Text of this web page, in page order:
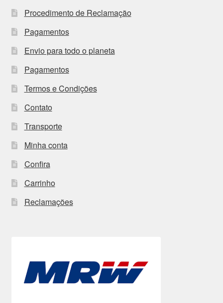
Procedimento de Reclamação
Pagamentos
Envio para todo o planeta
Pagamentos
Termos e Condições
Contato
Transporte
Minha conta
Confira
Carrinho
Reclamações